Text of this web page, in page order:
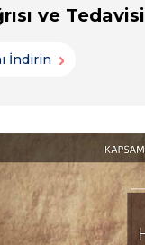
ve Tedavisi
İndirin